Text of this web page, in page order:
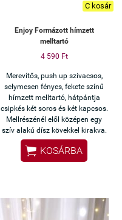
C kosár
Enjoy Formázott hímzett
melltartó
4 590 Ft
Merevítős, push up szivacsos,
selymesen fényes, fekete színű
hímzett melltartó, hátpántja
csipkés két soros és két kapcsos.
Mellrészénél elől középen egy
szív alakú dísz kövekkel kirakva.
 KOSÁRBA